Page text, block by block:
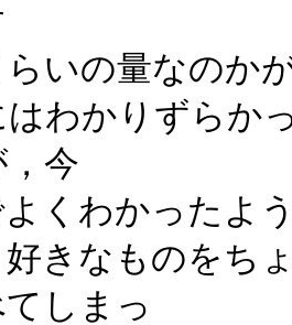
いの量なのか
はわかりずらか
今
よくわかったよ
きなものをち
しまっ